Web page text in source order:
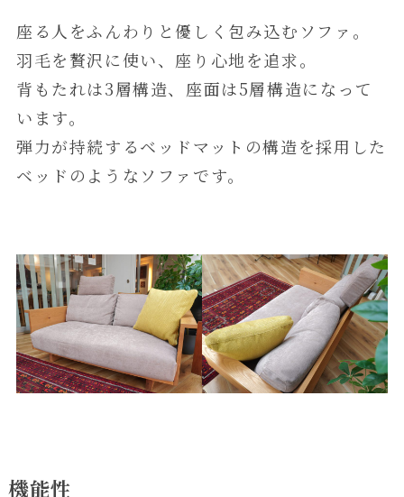
座る人をふんわりと優しく包み込むソファ。
羽毛を贅沢に使い、座り心地を追求。
背もたれは3層構造、座面は5層構造になって
います。
弾力が持続するベッドマットの構造を採用した
ベッドのようなソファです。
機能性